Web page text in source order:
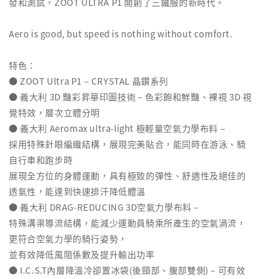
Aero is good, but speed is nothing without comfort.
特色：
● ZOOT Ultra P1 – CRYSTAL 晶鑽系列
● 義大利 3D 豔彩昇華印圖技術 – 色彩飽和鮮豔、裸視 3D 視
覺特效，層次立體分明
● 義大利 Aeromax ultra-light 極輕量空氣力學布料 –
採用特殊針眼編織結構，展現完美貼合，能同時在游泳、騎
自行車和跑步時
展現全方位的身體運動，具有極致的彈性、舒適性及絕佳的
透氣性，能達到快速排汗降低體溫
● 義大利 DRAG-REDUCING 3D空氣力學布料 –
特殊溝渠導流結構，能減少運動員騎乘所產生的空氣渦流，
更符合空氣力學的騎行姿勢，
並有效降低風阻係數及提升輸出功率
● I.C.S.T內層降溫冷卻置冰袋(後頸部、腹部雙側) – 可有效